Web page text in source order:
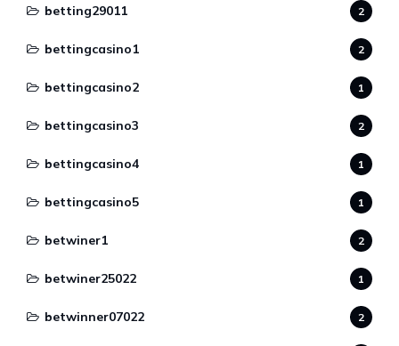
betting29011 2
bettingcasino1 2
bettingcasino2 1
bettingcasino3 2
bettingcasino4 1
bettingcasino5 1
betwiner1 2
betwiner25022 1
betwinner07022 2